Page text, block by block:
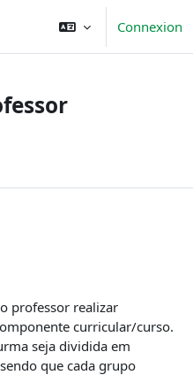
Connexion
professor realizar
curricular/curso.
seja dividida em
que cada grupo